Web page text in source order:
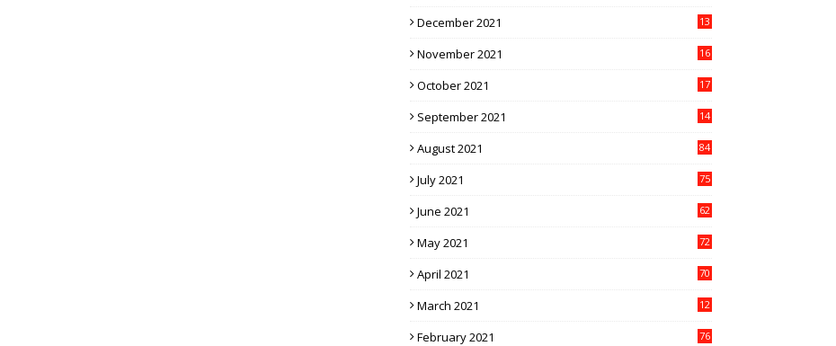
December 2021
13
November 2021
16
October 2021
17
September 2021
14
August 2021 84
July 2021 75
June 2021 62
May 2021 72
April 2021 70
March 2021
12
February 2021 76